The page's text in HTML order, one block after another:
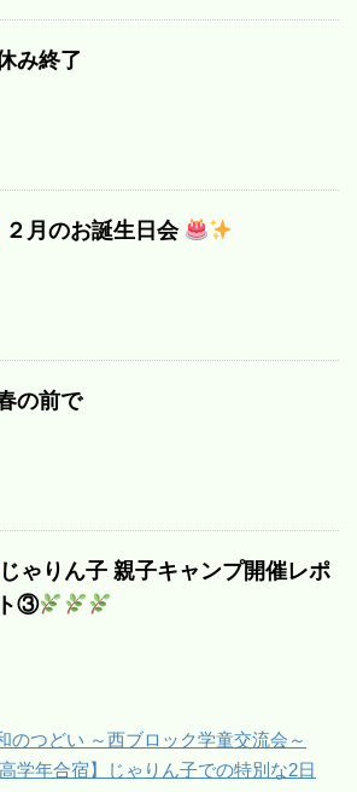
み終了
２月のお誕生日会
の前で
じゃりん子 親子キャンプ開催レポ
③
のつどい ～西ブロック学童交流会～
高学年合宿】じゃりん子での特別な2日